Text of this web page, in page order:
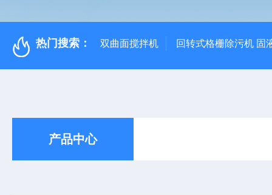
热门搜索： 双曲面搅拌机 回转式格栅除污机 固
产品中心